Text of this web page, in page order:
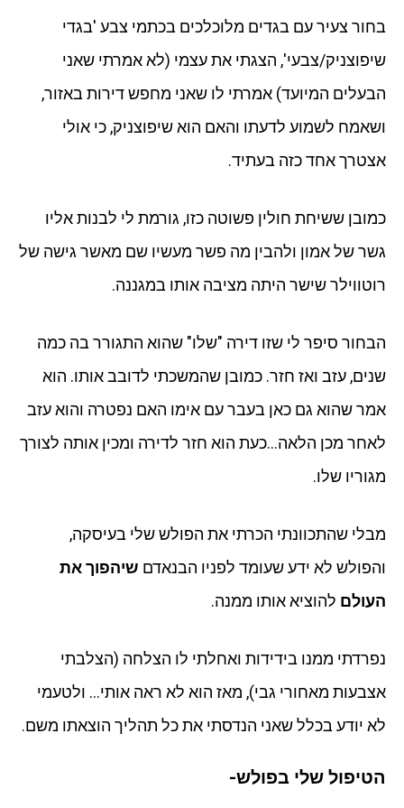
בחור צעיר עם בגדים מלוכלכים בכתמי צבע 'בגדי
שיפוצניק/צבעי', הצגתי את עצמי (לא אמרתי שאני
הבעלים המיועד) אמרתי לו שאני מחפש דירות באזור,
ושאמח לשמוע לדעתו והאם הוא שיפוצניק, כי אולי
אצטרך אחד כזה בעתיד.
כמובן ששיחת חולין פשוטה כזו, גורמת לי לבנות אליו
גשר של אמון ולהבין מה פשר מעשיו שם מאשר גישה של
רוטווילר שישר היתה מציבה אותו במגננה.
הבחור סיפר לי שזו דירה "שלו" שהוא התגורר בה כמה
שנים, עזב ואז חזר. כמובן שהמשכתי לדובב אותו. הוא
אמר שהוא גם כאן בעבר עם אימו האם נפטרה והוא עזב
לאחר מכן הלאה…כעת הוא חזר לדירה ומכין אותה לצורך
מגוריו שלו.
מבלי שהתכוונתי הכרתי את הפולש שלי בעיסקה,
והפולש לא ידע שעומד לפניו הבנאדם שיהפוך את
העולם להוציא אותו ממנה.
נפרדתי ממנו בידידות ואחלתי לו הצלחה (הצלבתי
אצבעות מאחורי גבי), מאז הוא לא ראה אותי… ולטעמי
לא יודע בכלל שאני הנדסתי את כל תהליך הוצאתו משם.
הטיפול שלי בפולש-